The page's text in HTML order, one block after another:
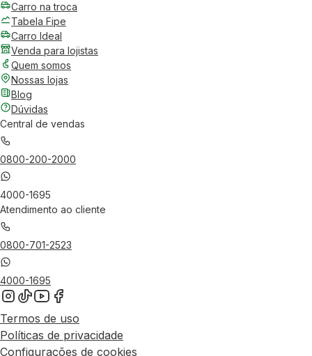
Carro na troca
Tabela Fipe
Carro Ideal
Venda para lojistas
Quem somos
Nossas lojas
Blog
Dúvidas
Central de vendas
0800-200-2000
4000-1695
Atendimento ao cliente
0800-701-2523
4000-1695
Termos de uso
Políticas de privacidade
Configurações de cookies